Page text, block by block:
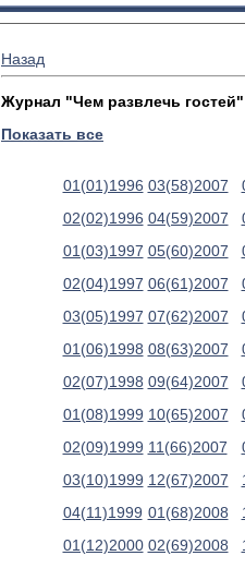
Назад
Журнал "Чем развлечь гостей"
Показать все
01(01)1996
02(02)1996
01(03)1997
02(04)1997
03(05)1997
01(06)1998
02(07)1998
01(08)1999
02(09)1999
03(10)1999
04(11)1999
01(12)2000
03(58)2007
04(59)2007
05(60)2007
06(61)2007
07(62)2007
08(63)2007
09(64)2007
10(65)2007
11(66)2007
12(67)2007
01(68)2008
02(69)2008